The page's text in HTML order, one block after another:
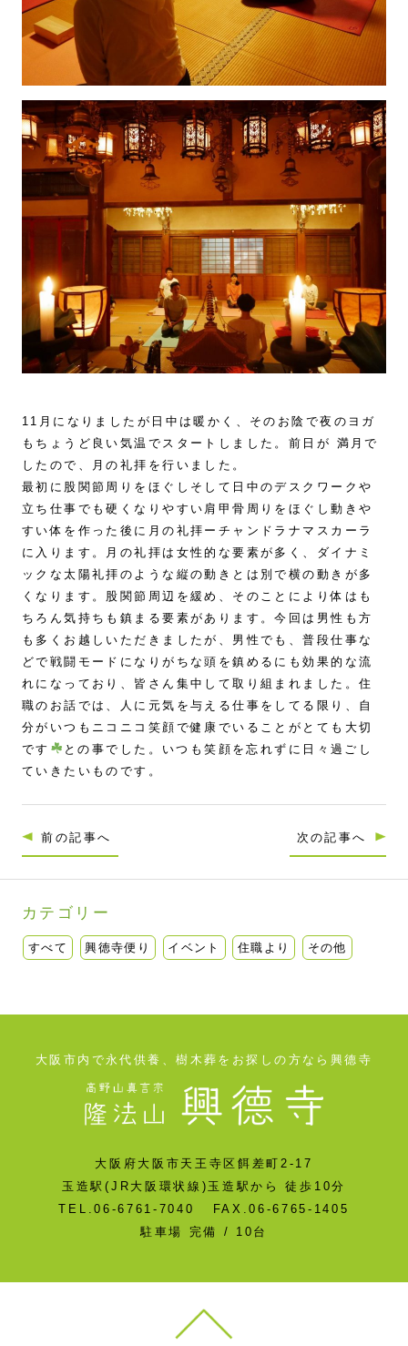
11月になりましたが日中は暖かく、そのお陰で夜のヨガ
もちょうど良い気温でスタートしました。前日が 満月で
したので、月の礼拝を行いました。
最初に股関節周りをほぐしそして日中のデスクワークや
立ち仕事でも硬くなりやすい肩甲骨周りをほぐし動きや
すい体を作った後に月の礼拝ーチャンドラナマスカーラ
に入ります。月の礼拝は女性的な要素が多く、ダイナミ
ックな太陽礼拝のような縦の動きとは別で横の動きが多
くなります。股関節周辺を緩め、そのことにより体はも
ちろん気持ちも鎮まる要素があります。今回は男性も方
も多くお越しいただきましたが、男性でも、普段仕事な
どで戦闘モードになりがちな頭を鎮めるにも効果的な流
れになっており、皆さん集中して取り組まれました。住
職のお話では、人に元気を与える仕事をしてる限り、自
分がいつもニコニコ笑顔で健康でいることがとても大切
です
との事でした。いつも笑顔を忘れずに日々過ごし
ていきたいものです。
前の記事へ 次の記事へ
カテゴリー
すべて 興徳寺便り イベント 住職より その他
大阪市内で永代供養、樹木葬をお探しの方なら興德寺
大阪府大阪市天王寺区餌差町2-17
玉造駅(JR大阪環状線)玉造駅から 徒歩10分
TEL.06-6761-7040 FAX.06-6765-1405
駐車場 完備 / 10台